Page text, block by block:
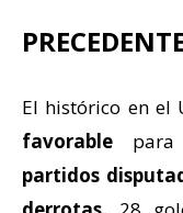
El histórico en el
favorable para
partidos